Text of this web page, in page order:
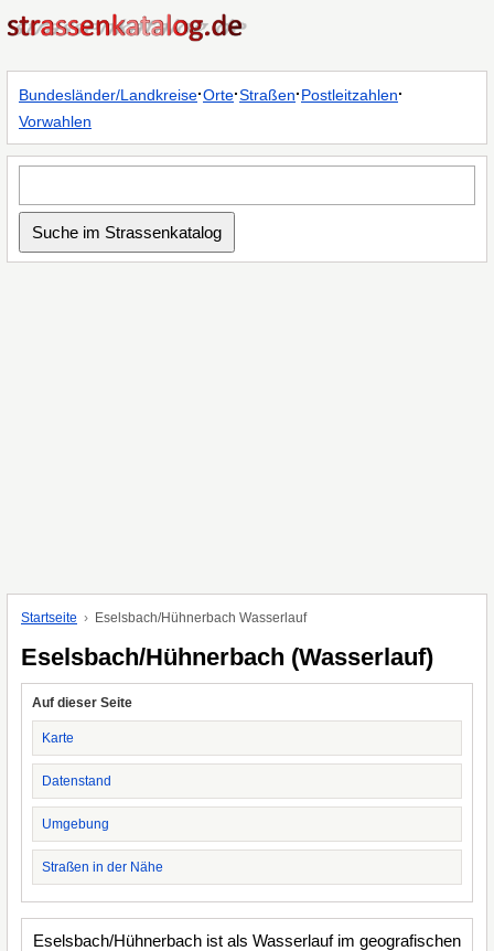
Bundesländer/Landkreise·Orte·Straßen·Postleitzahlen·
Vorwahlen
Startseite Eselsbach/Hühnerbach Wasserlauf
Eselsbach/Hühnerbach (Wasserlauf)
Auf dieser Seite
Karte
Datenstand
Umgebung
Straßen in der Nähe
Eselsbach/Hühnerbach ist als Wasserlauf im geografischen